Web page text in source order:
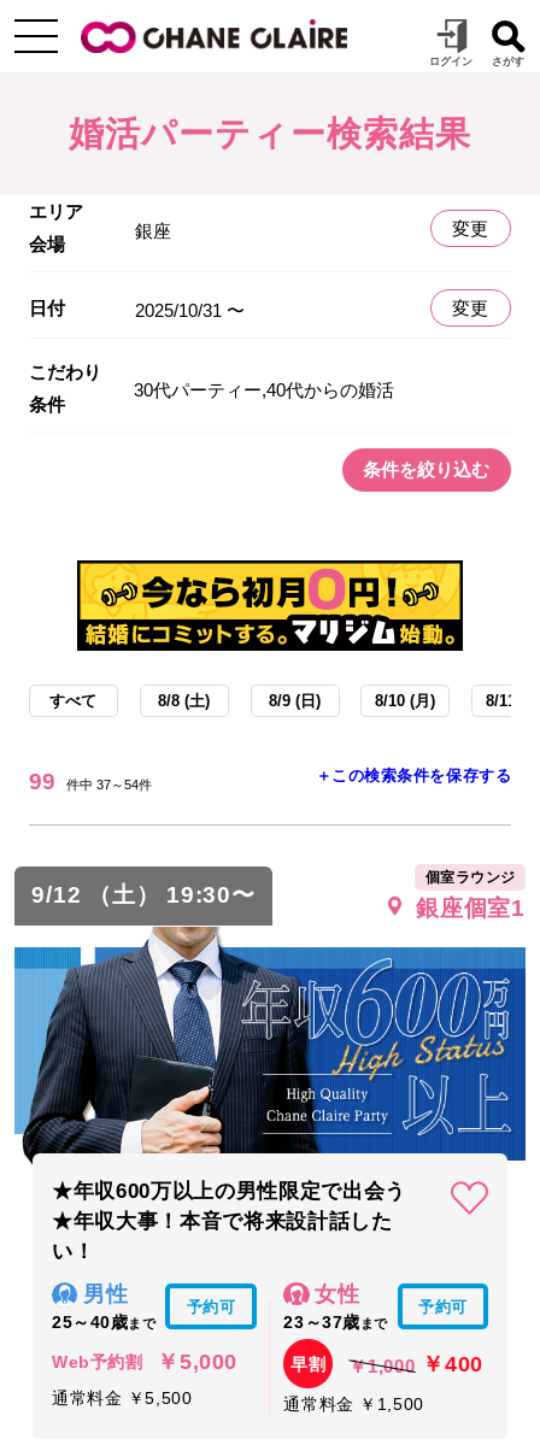
婚活パーティー検索結果
エリア
会場
銀座 変更
日付 2025/10/31 〜 変更
こだわり
条件
30代パーティー,40代からの婚活
条件を絞り込む
すべて 8/8 (土) 8/9 (日) 8/10 (月) 8/11 (
99 件中 37～54件 ＋この検索条件を保存する
9/12 （土） 19:30〜
個室ラウンジ
銀座個室1
★年収600万以上の男性限定で出会う
★年収大事！本音で将来設計話した
い！
男性
25～40歳まで
予約可
Web予約割 ￥5,000
通常料金 ￥5,500
女性
23～37歳 まで
予約可
早割 ￥1,000 ￥400
通常料金 ￥1,500